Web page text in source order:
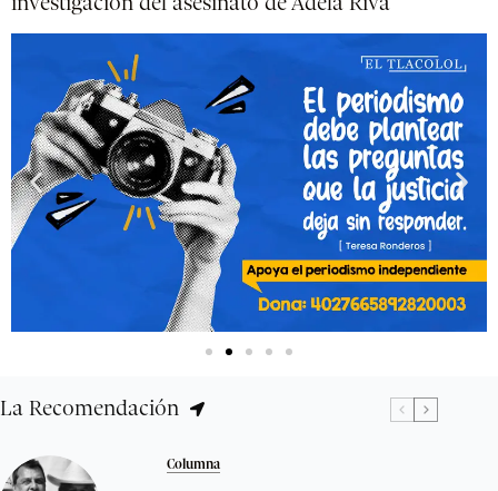
investigación del asesinato de Adela Riva
La Recomendación
Columna